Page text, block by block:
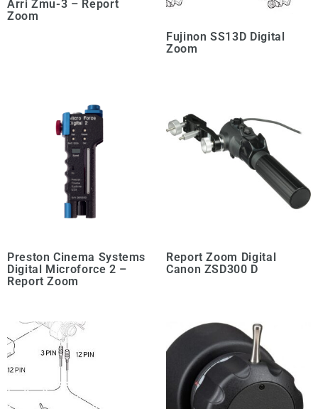
Arri Zmu-3 – Report
Zoom
Fujinon SS13D Digital
Zoom
Preston Cinema Systems
Digital Microforce 2 –
Report Zoom
Report Zoom Digital
Canon ZSD300 D